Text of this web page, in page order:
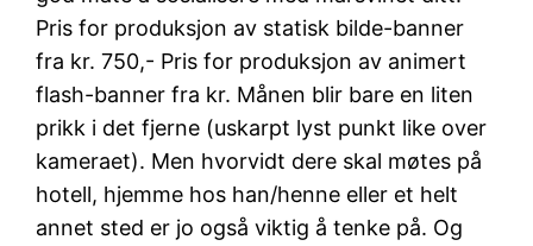
Pris for produksjon av statisk bilde-banner
fra kr. 750,- Pris for produksjon av animert
flash-banner fra kr. Månen blir bare en liten
prikk i det fjerne (uskarpt lyst punkt like over
kameraet). Men hvorvidt dere skal møtes på
hotell, hjemme hos han/henne eller et helt
annet sted er jo også viktig å tenke på. Og